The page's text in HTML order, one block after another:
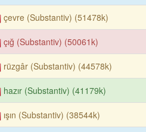
çevre (Substantiv) (51478k)
çığ (Substantiv) (50061k)
rüzgâr (Substantiv) (44578k)
hazır (Substantiv) (41179k)
ışın (Substantiv) (38544k)